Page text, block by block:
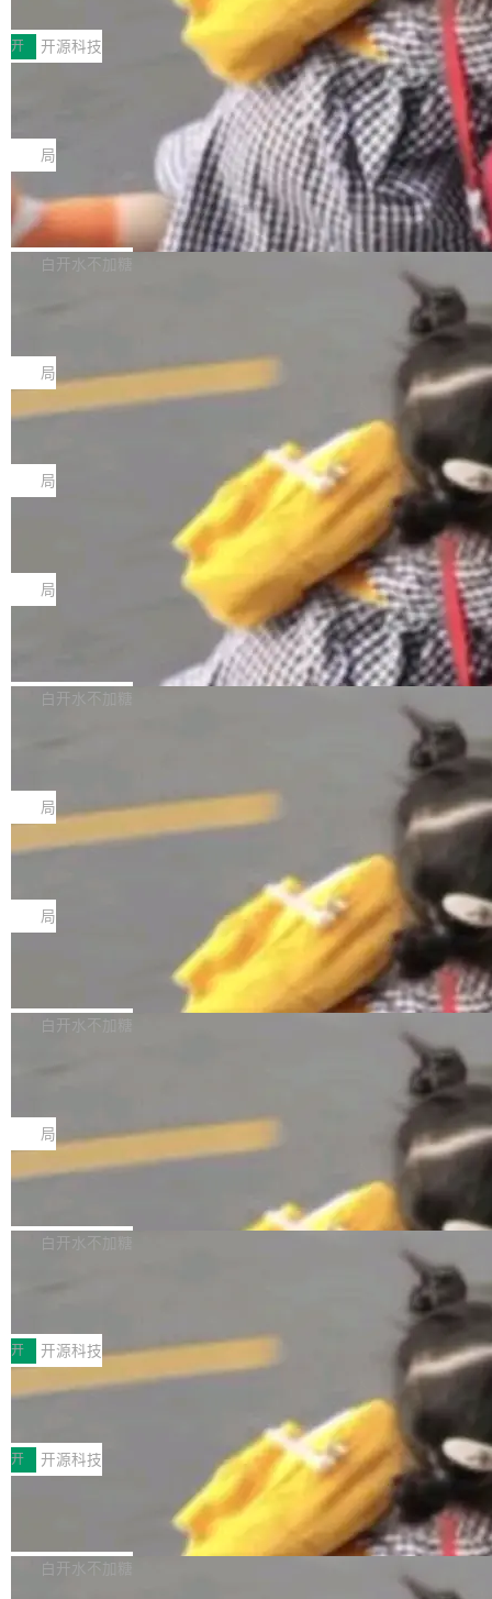
和销毁都太重了。一个 Agent 要执行的任务可能
只需要几毫秒的 CPU 时间，但容器从冷启动到
就绪要花数秒。如果未来有十...
函，也没选择庭外沉默。它在官网贴了一篇博
文，标题只有六个字：Apple is getting this wro
ng。 然后，它把邮件往来和 iMessage 聊天记
录全贴了出来。 他发错人了 苹果外部律师 Gabr
iel Gross 来自 Weil 律所，2 月 23 日下午 5:53
给 OpenAI 总法律顾问 Che Chang 发了封邮
件，附了一封长信，要求 OpenAI 配合调查前苹
果员工带走机密信...
ddy鸿蒙PC版，说话就能干活的AI办公
搭子
全能AI工作台WorkBuddy鸿蒙PC版上架HUAWE
I MatePad Edge应用市场，直接下载即可使
用，与鸿蒙电脑上的体验一致。值得一提的是，
这是目前市面上唯一支持平板接入WorkBuddy P
C版的产品，搭载“人机双写”重磅功能——你写
你的，AI写AI的，同屏协作互不干扰。一句话让
AI帮你干活，现在开启全新体验！ 温馨提示：
体验WorkBuddy鸿蒙PC版前，请将 HUAWEI M
atePad Edge 升级至 HarmonyOS 6.1.0.135S
P9 patch03及以上版本。 *升级路径：设置 > 搜
开 开源科技
FFmpeg 9.0 发布：代号“Lei”，以此纪
全球知名开源多媒体框架 FFmpeg 今天正式发
布了 9.0 版本。这个版本除了带来新一代音视频
处理能力和硬件加速支持之外，还有一个特殊之
处：FFmpeg 9.0 的代号是“Lei”。 这个名字，
来自中国开发者雷霄骅（Lei Xiaohua）。 对于
很多中国音视频开发者而言，这个名字并不陌
“启蒙老师”。 而今年，恰好是雷霄骅离世十周
年。FFmpeg 社区最终选择用一个大版本的名
字，留下了这份纪念。 雷霄骅曾是中国传媒大学
数字电视技术方向的博士生，长期从事视频、音
频技...
局
亚马逊成本失控：AI 写代码烧掉 1215
万元，超预算 860%
外媒近日曝光了亚马逊的多份内部报告显示，AI
导致公司在多个项目上超支。《金融时报》报道
编写程序，目标是完成电商平台作者信息与商品
列表的数据匹配 —— 一项常规的数据处理任
务，最终却产生了 180 万美元的账单，实际支出
超出原定预算 860%。 更令人意外的是，该项目
最终并未成功落地，而高额算力消耗持续运行长
达 5 个月，公司直到财务对账时才察觉异常。这
意味着一个无人看管的 AI 程序，在近半年时间
里日夜不停地"烧钱"。 复盘显示，...
白开水不加糖
e CEO Clément Delangue 在 CNBC 的采访里
没有拐弯抹角。他说中国正在赢得 AI 竞赛，而
且按目前的速度，中国 AI 工具预计在今年底或
2027 年就能追上美国前沿实验室的水平。 Dela
ngue 把原因归结为一件事：开放协作。中国的
AI 开发者在一个共享和协作的生态里加速迭代，
而美国模型厂商在"闭门造车"。他的原话是 "buil
ding in silos"——各自为战，互不通气。 这个判
断从他嘴里说出来分量不同。Hugging Face 是
全球最大的开源 AI 平台，上面跑着上百万个模
局
当 AI agent 把源码变成了最好的扩展系
五年前，David Crawshaw 问过很多软件工程师
一个问题：你写过什么给自己用的程序？答案几
乎都是没有。工程师们整天用别人写的程序写程
序给别人用。偶尔有人自己写个博客系统、智能
家居控制、家庭实验室，都算稀奇事。 Crawsh
aw 是 Shelley 的作者，一个开源 AI coding age
nt。他最近在博客上写了一篇文章，核心论点很
简单：开发者工具必须开源。 理由不是传统的自
由软件情怀，而是一个跟 AI agent 直接相关的
技术判断。 两行 prompt 就能个性化任何软件 C
局
DeepSeek Harness 宣布内测邀请，全
网最大规模开源 Agent 路演现场诞生
一条内测招募帖，发出去的时候大概没人想到它
会变成一场开源 Agent 生态的路演。 8月1日，
DeepSeek Harness 团队负责人崔添翼（tiany
i）在 X 上发帖： 「如果你是 Agent Harness 相
关开源项目的开发者，希望参加 DeepSeek Har
ness 的内测，可以回复或私信联系我。请附上
Harness 负责把能力落到真实环境中——调用工
具、读写文件、管理上下文、处理错误、完成闭
环。崔添翼招人的标...
局
商汤 SenseNova U1.5-Lite-Preview
商汤科技宣布面向社区开源轻量级统一多模态模
型的预览版本 SenseNova U1.5-Lite-Preview。
理解、推理、生成与编辑，还仅以 8B-MoT 的轻
量大小，将能力推进到4K、更精细的真实质感、
更复杂的视觉控制和可持续迭代编辑。 相比 U
1，U1.5-Lite-Preview 在以下方向上带来了显著
提升： 原生支持4K图像生成； 更精细的局部纹
理、细节与真实世界质感； 更准确的中英文文字
生成与复杂版式组织； 更稳定的图...
白开水不加糖
nap。这次是 hwctl——一个用来检查 Ubuntu
硬件认证状态的命令行工具。 Canonical 工程师
Alan Griffiths 在邮件列表中说得很直白：「hwc
tl 是一个 Ubuntu 专有的包，它和它的依赖项都
是 Ubuntu 专有的，不会用在其他发行版上。」
所以 deb 版本的受众实际上为零。既然只有 Ub
untu 用户在用，那用 snap 打包就没什么可纠结
的。 从 deb 到 snap 的迁移路径 hwctl 是 rust-
hwlib 硬件 API 库的一部分，命令行工具负责查
局
Dario Amodei 担心新人来 Anthropic
顶级 AI 研究员在两家公司之间来回跳，中间只
隔了几天。 Lilian Weng 上周刚宣布因健康原因
离开 Thinking Machines Lab，说自己作为联合
创始人的角色「太累了」。几天后，The Inform
ation 就曝出她将重回 OpenAI，负责递归自我
改进方向的研究。她是 Thinking Machines 过
一在人才争夺战中失血的公司。六月，Google
连失两员大将：Noam Shazeer 去了 Op...
局
FFmpeg 9.0 现已发布，包含多项改进。官方更
新日志列出的 9.0 版本主要更新内容如下： 扩
er HE-AAC 960 解码 (DAB+) transpose_cuda
filter 添加 AMF Frame Rate Converter (vf_frc
_amf) filter SMPTE 2094-50 元数据支持和直
通 ProRes RAW VideoToolbox 硬件加速器 AP
V ...
白开水不加糖
Code 在 X 上发帖：「DeepSeek Flash did 8T
tokens on August 1st. 5T of free usage + 3T
on OpenCode Go.」79.8 万次浏览，连带着 #
DeepSeek一天消耗了8万亿# 上了微博热搜——
注意这是 OpenCode 一家的消耗。 OpenCode
不完。」5T 来自免费额度，3T 来自 Go...
局
NetBSD 11.0 正式发布
NetBSD 11.0 现已正式发布，这是 NetBSD 操
作系统的第十八个主要版本。 自 NetBSD 10.1
ve JH71XX 的设备，例如 VisionFive 2、PINE
64 STAR64，以及 QEMU。 增强了对 POSIX.1
-2024 和 C23 编程接口标准的兼容性。 compat
_linux(8) 增强了对 Linux 系统调用的支持，包
括 epoll（围绕 kqueue 实现）、POSIX 消息队
列、...
白开水不加糖
案
享会在上海举办。鸿蒙生态的全场景智慧营销平
台鲸鸿动能协同华为游戏中心，面向游戏行业开
发者及生态伙伴，系统呈现了平台在游戏领域的
完整能力版图——从IAP高价值用户的全周期经
营、到IAA游戏的“买变一体”正循环、再到联运与
广告协同的全链路经营闭环，以及面向全球市场
的出海增长布局。 华为终端云业务商业化销售负
责人在开场致辞中表示，游戏开发者的核心诉求
已不再是“多一个投放渠道”，而是一套能够持续
开 开源科技
技嘉X3D系列再添新成员 B850 AORU
面向AMD Ryzen X3D处理器玩家，技嘉X3D系
列主板阵容迎来新成员——B850 AORUS ELITE
X3D。作为面向主流高性能平台打造的全新主板
产品，B850 AORUS ELITE X3D延续技嘉在X3
D平台优化上的技术积累，旨在为游戏玩家带来
更稳定、更高效的装机选择。 B850 AORUS ELI
开 开源科技
Zadig v5.0 发布：AI 发布专员与 AI 审
我们团队这几天最大的卡点不是 AI 写得不够
好，是 AI 写得太好了。 好到审查排期从两天的
白开水不加糖